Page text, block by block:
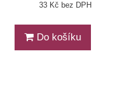
33 Kč bez DPH
Do košíku